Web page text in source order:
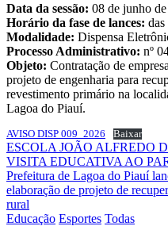
Data da sessão: 08 de junho
Horário da fase de lances: das
Modalidade: Dispensa
Processo Administrativo: nº
Objeto: Contratação de
projeto de engenharia para
revestimento primário na
Lagoa do Piauí.
AVISO DISP 009_2026 Baixar
Navegação
de
Post
ESCOLA JOÃO ALFREDO
VISITA EDUCATIVA AO
Prefeitura de Lagoa do Piauí
elaboração de projeto de
rural
Educação Esportes Todas